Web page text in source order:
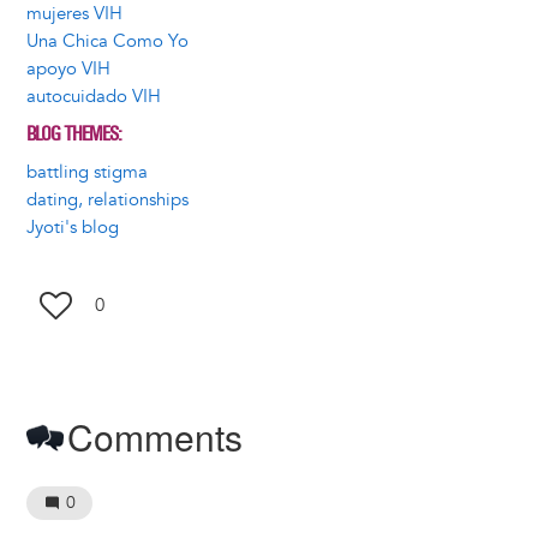
mujeres VIH
Una Chica Como Yo
apoyo VIH
autocuidado VIH
BLOG THEMES
battling stigma
dating, relationships
Jyoti's blog
0
Comments
0